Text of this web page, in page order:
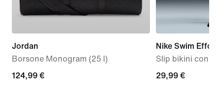
Jordan
Borsone Monogram (25 l)
124,99
124,99 €
Nike Swim
Slip bikini con
29,99
29,99 €